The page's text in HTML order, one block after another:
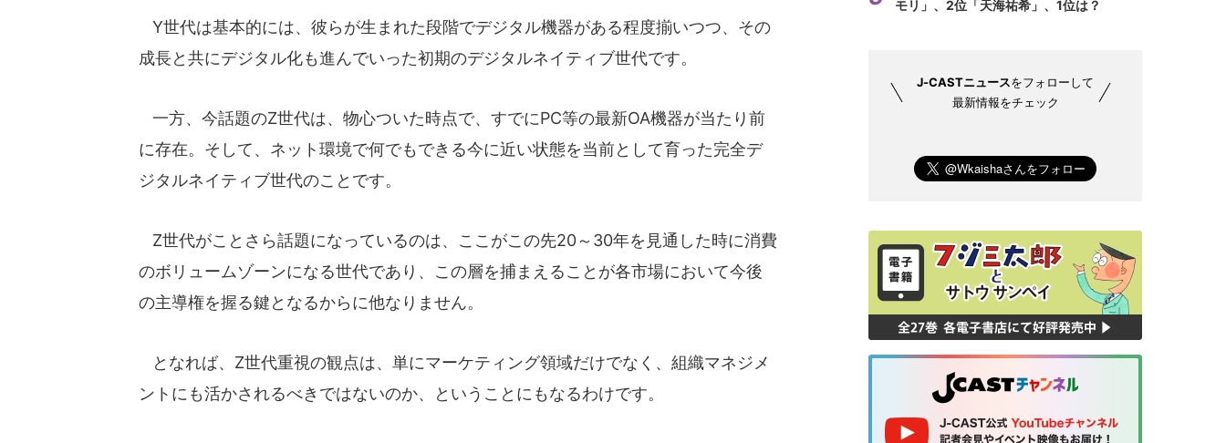
Y世代は基本的には、彼らが生まれた段階でデジタル機器がある程度揃いつつ、その
成長と共にデジタル化も進んでいった初期のデジタルネイティブ世代です。
一方、今話題のZ世代は、物心ついた時点で、すでにPC等の最新OA機器が当たり前
に存在。そして、ネット環境で何でもできる今に近い状態を当前として育った完全デ
ジタルネイティブ世代のことです。
Z世代がことさら話題になっているのは、ここがこの先20～30年を見通した時に消費
のボリュームゾーンになる世代であり、この層を捕まえることが各市場において今後
の主導権を握る鍵となるからに他なりません。
となれば、Z世代重視の観点は、単にマーケティング領域だけでなく、組織マネジメ
ントにも活かされるべきではないのか、ということにもなるわけです。
モリ」、2位「天海祐希」、1位は？
J-CASTニュースをフォローして
最新情報をチェック